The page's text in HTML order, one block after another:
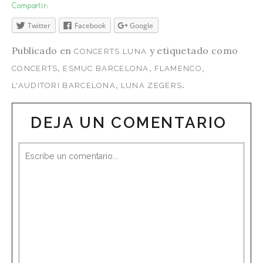
Compartir:
Twitter Facebook Google
Publicado enCONCERTS LUNA y etiquetado como
CONCERTS, ESMUC BARCELONA , FLAMENCO ,
L'AUDITORI BARCELONA, LUNA ZEGERS.
DEJA UN COMENTARIO